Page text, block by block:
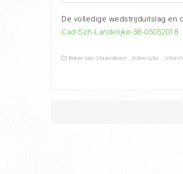
De volledige wedstrijduitslag en
Cad-Sch-Landelijke-3B-05052018
Beker van Vlaanderen , Interclubs ,